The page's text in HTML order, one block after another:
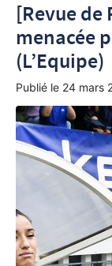
[Revue de
menacée
(L’Equipe)
Publié le 24 mars